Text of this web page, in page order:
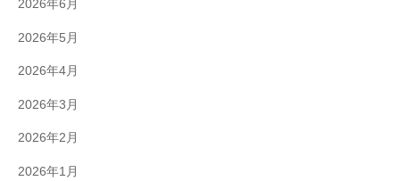
2026年6月
2026年5月
2026年4月
2026年3月
2026年2月
2026年1月